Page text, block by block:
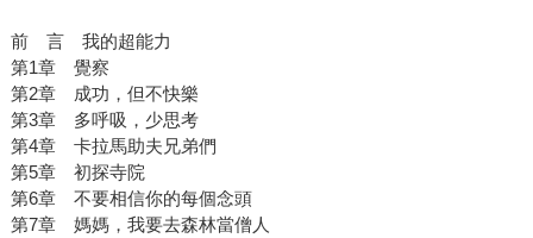
前 言 我的超能力
第1章 覺察
第2章 成功，但不快樂
第3章 多呼吸，少思考
第4章 卡拉馬助夫兄弟們
第5章 初探寺院
第6章 不要相信你的每個念頭
第7章 媽媽，我要去森林當僧人